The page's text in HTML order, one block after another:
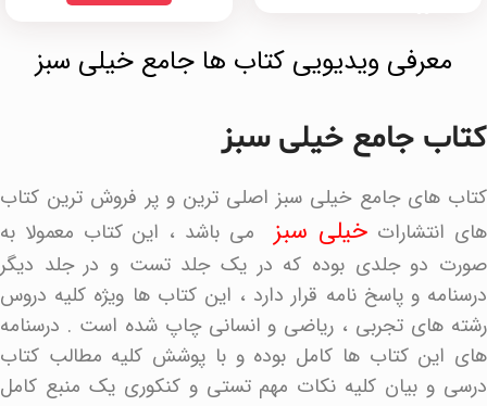
معرفی ویدیویی کتاب ها جامع خیلی سبز
کتاب جامع خیلی سبز
کتاب های جامع خیلی سبز اصلی ترین و پر فروش ترین کتاب
های انتشارات خیلی سبز می باشد ، این کتاب معمولا به
صورت دو جلدی بوده که در یک جلد تست و در جلد دیگر
درسنامه و پاسخ نامه قرار دارد ، این کتاب ها ویژه کلیه دروس
رشته های تجربی ، ریاضی و انسانی چاپ شده است . درسنامه
های این کتاب ها کامل بوده و با پوشش کلیه مطالب کتاب
درسی و بیان کلیه نکات مهم تستی و کنکوری یک منبع کامل